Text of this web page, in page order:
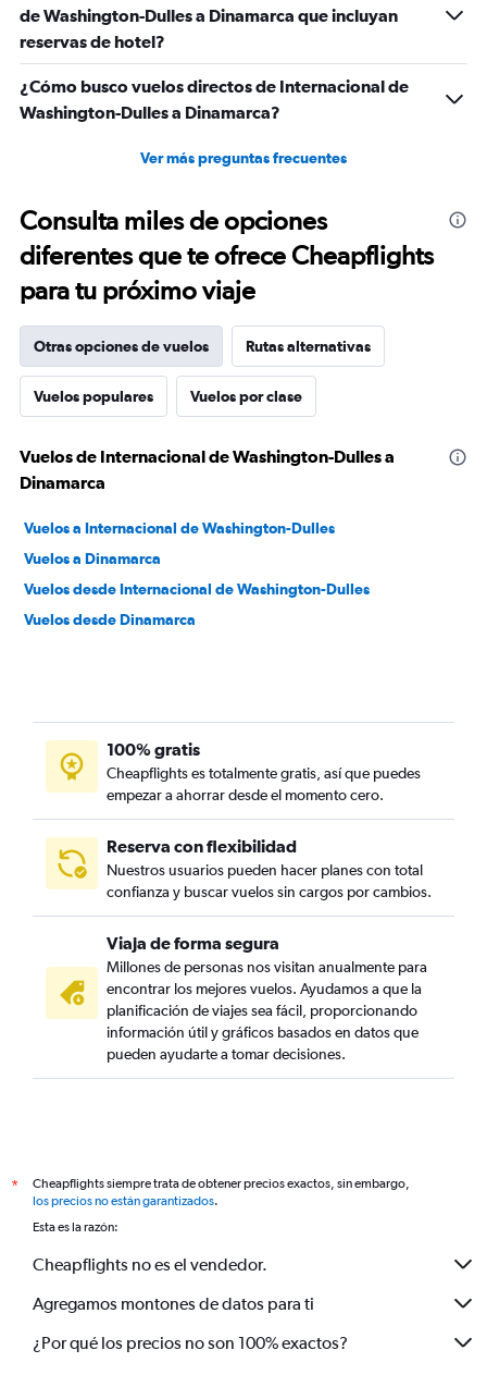
de Washington-Dulles a Dinamarca que incluyan
reservas de hotel?
¿Cómo busco vuelos directos de Internacional de
Washington-Dulles a Dinamarca?
Ver más preguntas frecuentes
Consulta miles de opciones
diferentes que te ofrece Cheapflights
para tu próximo viaje
Otras opciones de vuelos Rutas alternativas
Vuelos populares Vuelos por clase
Vuelos de Internacional de Washington-Dulles a
Dinamarca
Vuelos a Internacional de Washington-Dulles
Vuelos a Dinamarca
Vuelos desde Internacional de Washington-Dulles
Vuelos desde Dinamarca
100% gratis
Cheapflights es totalmente gratis, así que puedes
empezar a ahorrar desde el momento cero.
Reserva con flexibilidad
Nuestros usuarios pueden hacer planes con total
confianza y buscar vuelos sin cargos por cambios.
Viaja de forma segura
Millones de personas nos visitan anualmente para
encontrar los mejores vuelos. Ayudamos a que la
planificación de viajes sea fácil, proporcionando
información útil y gráficos basados en datos que
pueden ayudarte a tomar decisiones.
*
Cheapflights siempre trata de obtener precios exactos, sin embargo,
los precios no están garantizados.
Esta es la razón:
Cheapflights no es el vendedor.
Agregamos montones de datos para ti
¿Por qué los precios no son 100% exactos?